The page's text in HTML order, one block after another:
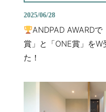
2025/06/28
ANDPAD AWARDで
賞」と「ONE賞」をW
た！